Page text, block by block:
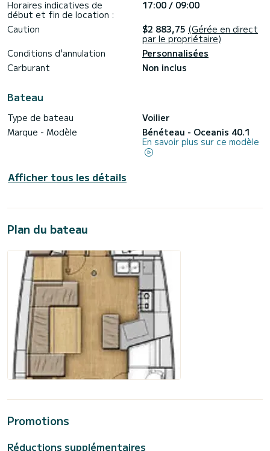
engagement sont traitées directement par SamBoat. Vous
Horaires indicatives de
début et fin de location :
17:00 / 09:00
Caution
$2 883,75 (Gérée en direct
par le propriétaire)
Conditions d'annulation
Personnalisées
Carburant
Non inclus
Bateau
Type de bateau
Voilier
Marque - Modèle
Bénéteau - Oceanis 40.1
En savoir plus sur ce modèle
Afficher tous les détails
Plan du bateau
Promotions
Réductions supplémentaires